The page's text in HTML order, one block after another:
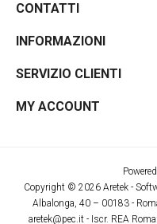
CONTATTI
INFORMAZIONI
SERVIZIO CLIENTI
MY ACCOUNT
Copyright © 2026 Aretek -
Albalonga, 40 – 00183 -
aretek@pec.it - Iscr. REA